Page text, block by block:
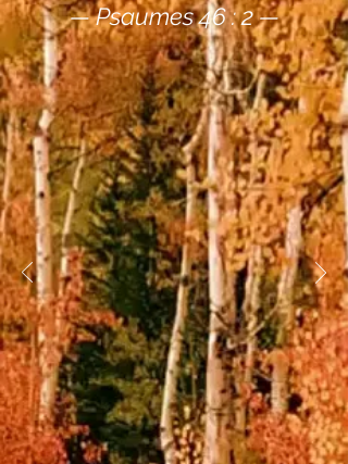
— Psaumes 46 : 2 —